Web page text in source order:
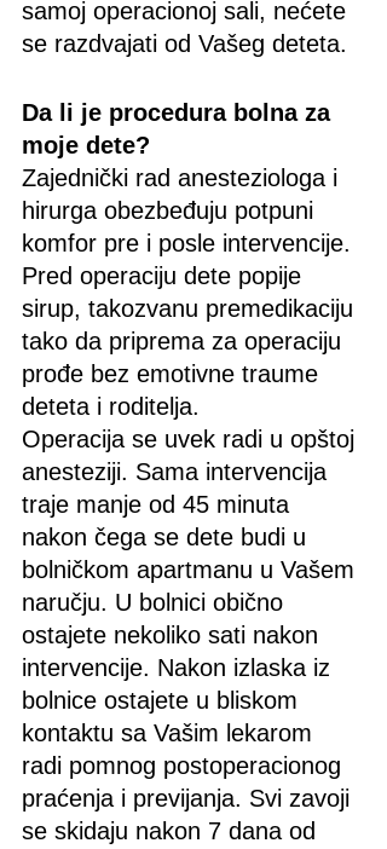
samoj operacionoj sali, nećete
se razdvajati od Vašeg deteta.
Da li je procedura bolna za
moje dete?
Zajednički rad anesteziologa i
hirurga obezbeđuju potpuni
komfor pre i posle intervencije.
Pred operaciju dete popije
sirup, takozvanu premedikaciju
tako da priprema za operaciju
prođe bez emotivne traume
deteta i roditelja.
Operacija se uvek radi u opštoj
anesteziji. Sama intervencija
traje manje od 45 minuta
nakon čega se dete budi u
bolničkom apartmanu u Vašem
naručju. U bolnici obično
ostajete nekoliko sati nakon
intervencije. Nakon izlaska iz
bolnice ostajete u bliskom
kontaktu sa Vašim lekarom
radi pomnog postoperacionog
praćenja i previjanja. Svi zavoji
se skidaju nakon 7 dana od